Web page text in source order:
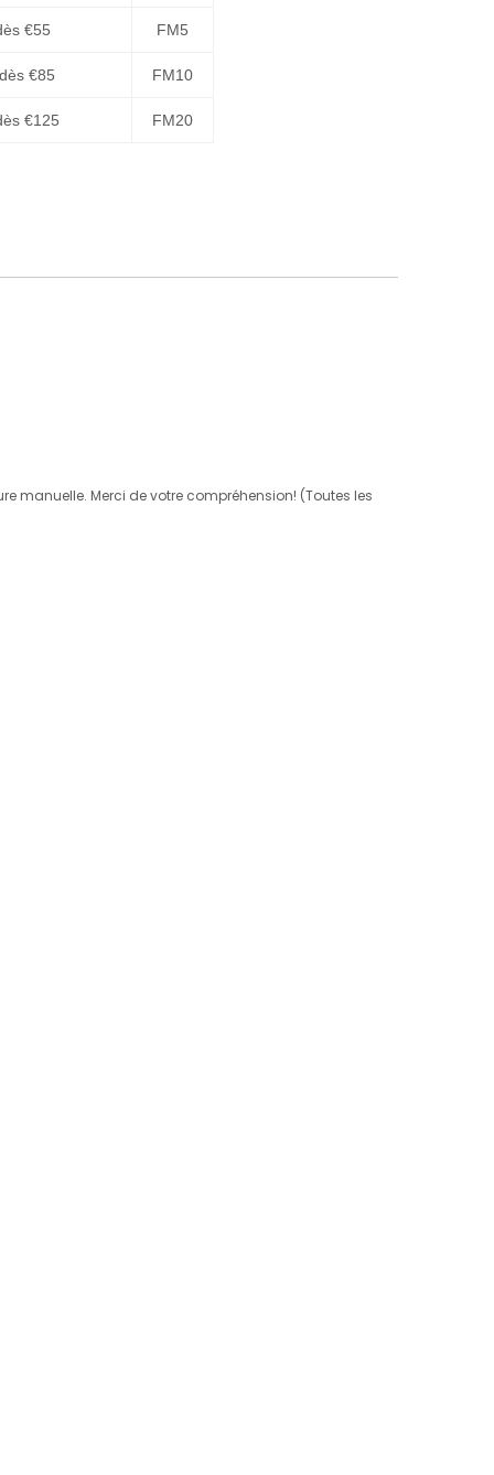
€55 FM5
€85 FM10
€125 FM20
manuelle. Merci de votre compréhension! (Toutes les